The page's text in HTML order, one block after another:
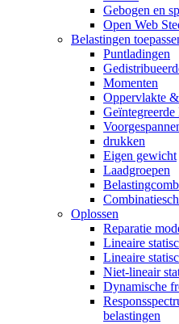
Gebogen en
Open Web
Belastingen
Puntladingen
Momenten
Oppervlakte
drukken
Eigen gewicht
Laadgroepen
Oplossen
Reparatie
Lineaire
Lineaire
Niet-lineair
Dynamische
belastingen